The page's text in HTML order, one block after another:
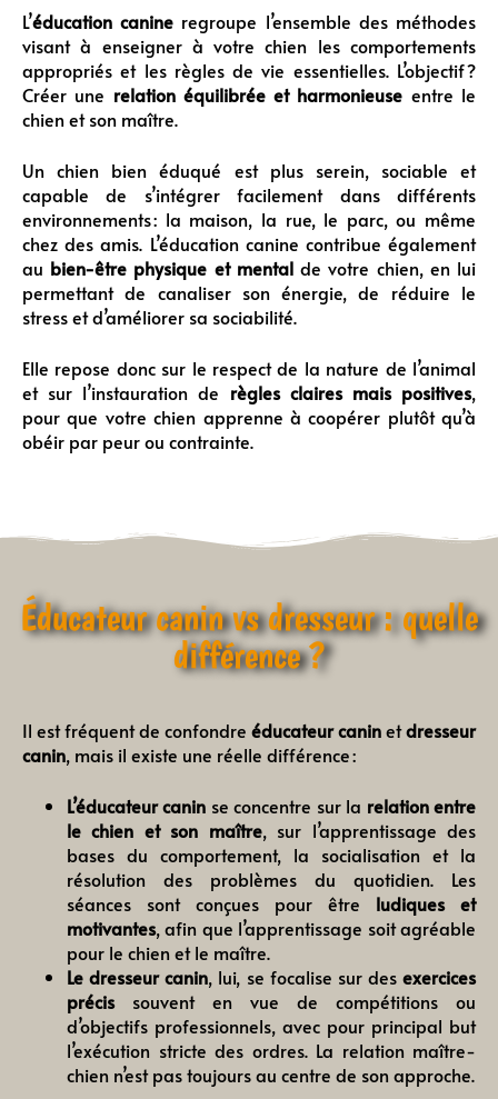
L’éducation canine regroupe l’ensemble des méthodes
visant à enseigner à votre chien les comportements
appropriés et les règles de vie essentielles. L’objectif ?
Créer une relation équilibrée et harmonieuse entre le
chien et son maître.
Un chien bien éduqué est plus serein, sociable et
capable de s’intégrer facilement dans différents
environnements : la maison, la rue, le parc, ou même
chez des amis. L’éducation canine contribue également
au bien-être physique et mentalde votre chien, en lui
permettant de canaliser son énergie, de réduire le
stress et d’améliorer sa sociabilité.
Elle repose donc sur le respect de la nature de l’animal
et sur l’instauration de règles claires mais positives,
pour que votre chien apprenne à coopérer plutôt qu’à
obéir par peur ou contrainte.
Éducateur canin vs dresseur : quelle
différence ?
Il est fréquent de confondre éducateur caninetdresseur
canin, mais il existe une réelle différence :
L’éducateur canin se concentre sur la relation entre
le chien et son maître, sur l’apprentissage des
bases du comportement, la socialisation et la
résolution des problèmes du quotidien. Les
séances sont conçues pour être ludiques et
motivantes, afin que l’apprentissage soit agréable
pour le chien et le maître.
Le dresseur canin, lui, se focalise sur des exercices
précissouvent en vue de compétitions ou
d’objectifs professionnels, avec pour principal but
l’exécution stricte des ordres. La relation maître-
chien n’est pas toujours au centre de son approche.